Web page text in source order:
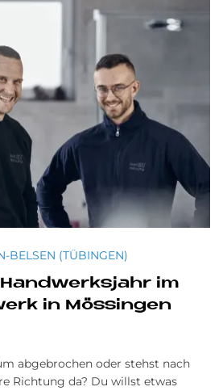
BELSEN (TÜBINGEN)
im
in Mö­ssin­gen
abgebrochen oder stehst nach
Richtung da? Du willst etwas